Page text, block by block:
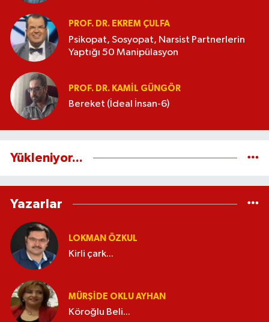
PROF. DR. EKREM ÇULFA
Psikopat, Sosyopat, Narsist Partnerlerin
Yaptığı 50 Manipülasyon
PROF. DR. KAMIL GÜNGÖR
Bereket (İdeal İnsan-6)
Yükleniyor...
Yazarlar
LOKMAN ÖZKUL
Kirli çark...
MÜRŞIDE OKLU AYHAN
Köroğlu Beli...